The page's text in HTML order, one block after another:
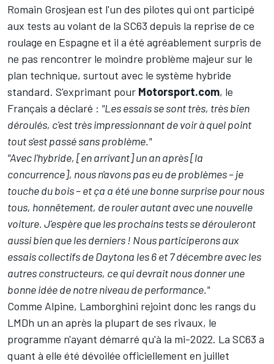
Romain Grosjean est l'un des pilotes qui ont participé
aux tests au volant de la SC63 depuis la reprise de ce
roulage en Espagne et il a été agréablement surpris de
ne pas rencontrer le moindre problème majeur sur le
plan technique, surtout avec le système hybride
standard. S'exprimant pour Motorsport.com, le
Français a déclaré : "Les essais se sont très, très bien
déroulés, c'est très impressionnant de voir à quel point
tout s'est passé sans problème."
"Avec l'hybride, [en arrivant] un an après [la
concurrence], nous n'avons pas eu de problèmes – je
touche du bois – et ça a été une bonne surprise pour nous
tous, honnêtement, de rouler autant avec une nouvelle
voiture. J'espère que les prochains tests se dérouleront
aussi bien que les derniers ! Nous participerons aux
essais collectifs de Daytona les 6 et 7 décembre avec les
autres constructeurs, ce qui devrait nous donner une
bonne idée de notre niveau de performance."
Comme Alpine, Lamborghini rejoint donc les rangs du
LMDh un an après la plupart de ses rivaux, le
programme n'ayant démarré qu'à la mi-2022. La SC63 a
quant à elle été dévoilée officiellement en juillet